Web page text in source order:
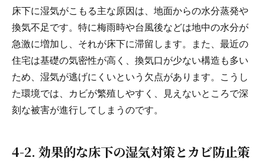
床下に湿気がこもる主な原因は、地面からの水分蒸発や
換気不足です。特に梅雨時や台風後などは地中の水分が
急激に増加し、それが床下に滞留します。また、最近の
住宅は基礎の気密性が高く、換気口が少ない構造も多い
ため、湿気が逃げにくいという欠点があります。こうし
た環境では、カビが繁殖しやすく、見えないところで深
刻な被害が進行してしまうのです。
4-2. 効果的な床下の湿気対策とカビ防止策